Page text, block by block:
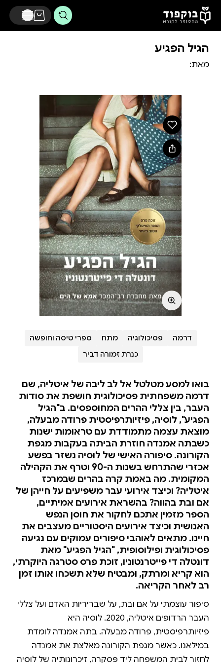
דלג לתוכן הראשי
הגיל הפגיע
מאת:
דרמה פסיכולוגיה מתח
ספרי טיסה וחופשה
כנרת זמורה דביר
בואו למסע מטלטל אל לב ליבה של איטליה, שם
דרמה משפחתית פסיכולוגית חושפת את סודות
העבר, בין צללי ההרים המחוספסים. ב"הגיל
הפגיע", לוסיה, פיזיותרפיסטית פרודה מבעלה,
מוצאת עצמה מתמודדת עם טראומות ישנות
כשבתה אמנדה חוזרת הביתה בעקבות מגפת
הקורונה. סיפורה האישי של לוסיה נשזר בפשע
אכזרי שהתרחש בשנות ה-90 וטרף את הקהילה
המקומית. מה באמת קרה בהרים שבמרכז
איטליה? וכיצד אירועי עבר משפיעים על חייהן של
אם ובת בהווה? בהשראת אירועים אמיתיים,
הספר מזמין אתכם לחקור את חוסן הנפש
האנושית וכיצד אירועים היסטוריים מעצבים את
חיינו. מתאים לאוהבי סיפורים עמוקים עם נגיעה
פסיכולוגית ופילוסופית, "הגיל הפגיע" מאת
דונטלה די פייטרנטוניו, זוכת פרס סטרגה היוקרתי,
הוא קריא ומרתק, ומבטיח שלא תשכחו אותו זמן
רב לאחר הקריאה.
סיפור עוצמתי על אם ובת, על שבריריות האדם ועל צללי
העבר הרדופים איטליה, 2020. לוסיה היא
פיזיותרפיסטית, פרודה מבעלה. בתה אמנדה לומדת
במילאנו. כאשר מגפת הקורונה מאלצת את אמנדה
לחזור לבית המשפחה ליד פֶּסקרה, זיכרונותיה של לוסיה